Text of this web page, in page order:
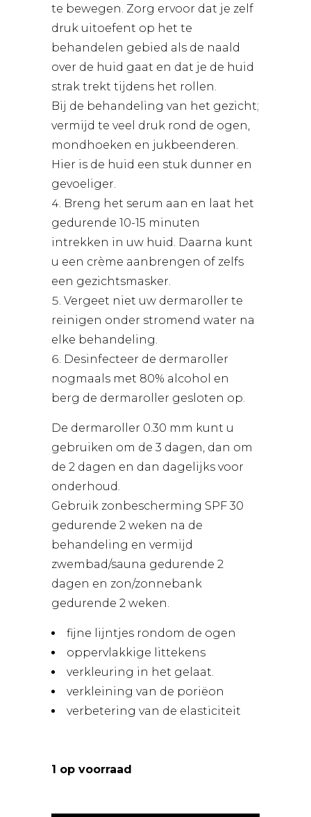
te bewegen. Zorg ervoor dat je zelf
druk uitoefent op het te
behandelen gebied als de naald
over de huid gaat en dat je de huid
strak trekt tijdens het rollen.
Bij de behandeling van het gezicht;
vermijd te veel druk rond de ogen,
mondhoeken en jukbeenderen.
Hier is de huid een stuk dunner en
gevoeliger.
Breng het serum aan en laat het
gedurende 10-15 minuten
intrekken in uw huid. Daarna kunt
u een crème aanbrengen of zelfs
een gezichtsmasker.
Vergeet niet uw dermaroller te
reinigen onder stromend water na
elke behandeling.
Desinfecteer de dermaroller
nogmaals met 80% alcohol en
berg de dermaroller gesloten op.
De dermaroller 0.30 mm kunt u
gebruiken om de 3 dagen, dan om
de 2 dagen en dan dagelijks voor
onderhoud.
Gebruik zonbescherming SPF 30
gedurende 2 weken na de
behandeling en vermijd
zwembad/sauna gedurende 2
dagen en zon/zonnebank
gedurende 2 weken.
fijne lijntjes rondom de ogen
oppervlakkige littekens
verkleuring in het gelaat.
verkleining van de poriëon
verbetering van de elasticiteit
1 op voorraad